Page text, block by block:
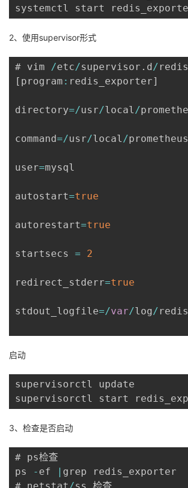
systemctl start
2、使用supervisor形式
# vim /etc/supervisor . d/
[ program : redis_exporter]
directory=/usr/local/
command=/usr/local/prometheus
user=mysql
autostart=true
autorestart=true
startsecs =
2
redirect_stderr=true
stdout_logfile=/var/log/
启动
supervisorctl update
supervisorctl start
3、检查是否启动
# ps检查
ps
- ef | grep redis_exporter